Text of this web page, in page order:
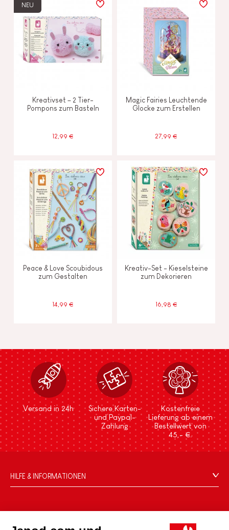
NEU
Kreativset – 2 Tier-
Pompons zum Basteln
12,99 €
Magic Fairies Leuchtende
Glocke zum Erstellen
27,99 €
Peace & Love Scoubidous
zum Gestalten
14,99 €
Kreativ-Set - Kieselsteine
zum Dekorieren
16,98 €
Versand in 24h
Sichere Karten-
und Paypal-
Zahlung
Kostenfreie
Lieferung ab einem
Bestellwert von
45,- €.
HILFE & INFORMATIONEN
FAQ
Kontakt
DIE WELT VON JANOD